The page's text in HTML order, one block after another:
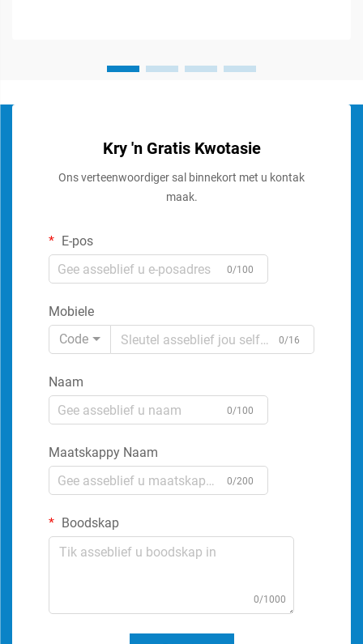
Kry 'n Gratis Kwotasie
Ons verteenwoordiger sal binnekort met u kontak
maak.
E-pos
0/100
Mobiele
Code
0/16
Naam
0/100
Maatskappy Naam
0/200
Boodskap
0/1000